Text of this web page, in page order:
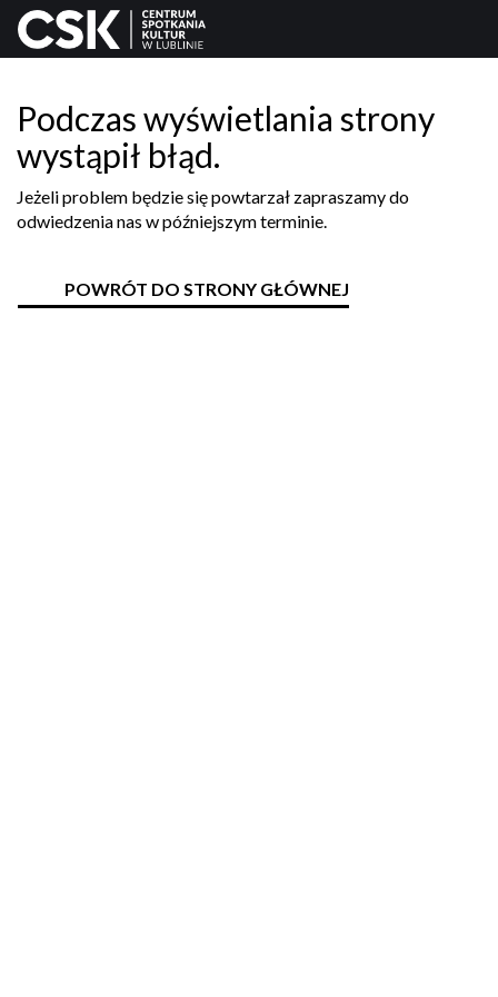
Podczas wyświetlania strony
wystąpił błąd.
Jeżeli problem będzie się powtarzał zapraszamy do
odwiedzenia nas w późniejszym terminie.
POWRÓT DO STRONY GŁÓWNEJ